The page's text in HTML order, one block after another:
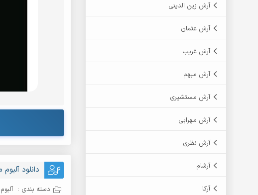
آرش زین الدینی
آرش عثمان
آرش غریب
آرش مبهم
آرش مستشیری
آرش مهرابی
آرش نظری
آرشام
آرکا
دانلود
دسته بندی : آلبوم